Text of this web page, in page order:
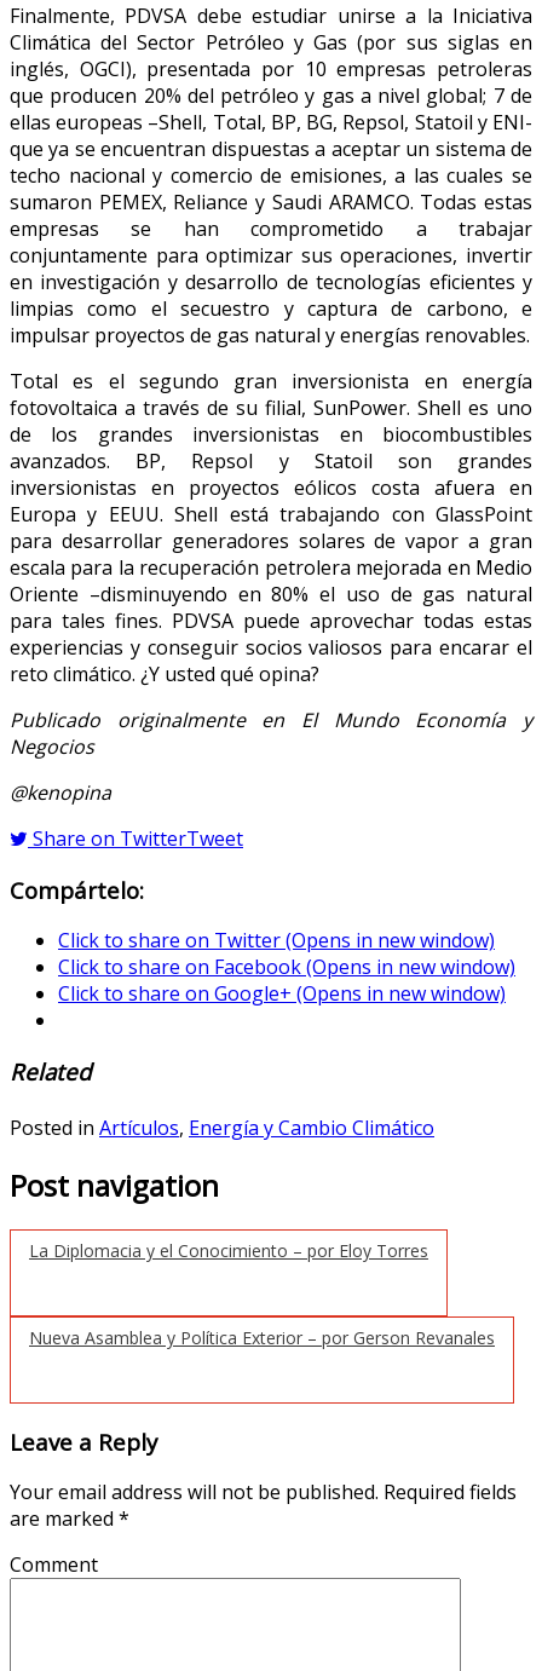
Finalmente, PDVSA debe estudiar unirse a la Iniciativa
Climática del Sector Petróleo y Gas (por sus siglas en
inglés, OGCI), presentada por 10 empresas petroleras
que producen 20% del petróleo y gas a nivel global; 7 de
ellas europeas –Shell, Total, BP, BG, Repsol, Statoil y ENI-
que ya se encuentran dispuestas a aceptar un sistema de
techo nacional y comercio de emisiones, a las cuales se
sumaron PEMEX, Reliance y Saudi ARAMCO. Todas estas
empresas se han comprometido a trabajar
conjuntamente para optimizar sus operaciones, invertir
en investigación y desarrollo de tecnologías eficientes y
limpias como el secuestro y captura de carbono, e
impulsar proyectos de gas natural y energías renovables.
Total es el segundo gran inversionista en energía
fotovoltaica a través de su filial, SunPower. Shell es uno
de los grandes inversionistas en biocombustibles
avanzados. BP, Repsol y Statoil son grandes
inversionistas en proyectos eólicos costa afuera en
Europa y EEUU. Shell está trabajando con GlassPoint
para desarrollar generadores solares de vapor a gran
escala para la recuperación petrolera mejorada en Medio
Oriente –disminuyendo en 80% el uso de gas natural
para tales fines. PDVSA puede aprovechar todas estas
experiencias y conseguir socios valiosos para encarar el
reto climático. ¿Y usted qué opina?
Publicado originalmente en El Mundo Economía y
Negocios
@kenopina
Share on TwitterTweet
Compártelo:
Click to share on Twitter (Opens in new window)
Click to share on Facebook (Opens in new window)
Click to share on Google+ (Opens in new window)
Related
Posted in Artículos, Energía y Cambio Climático
Post navigation
La Diplomacia y el Conocimiento – por Eloy Torres
Nueva Asamblea y Política Exterior – por Gerson Revanales
Leave a Reply
Your email address will not be published. Required fields
are marked *
Comment